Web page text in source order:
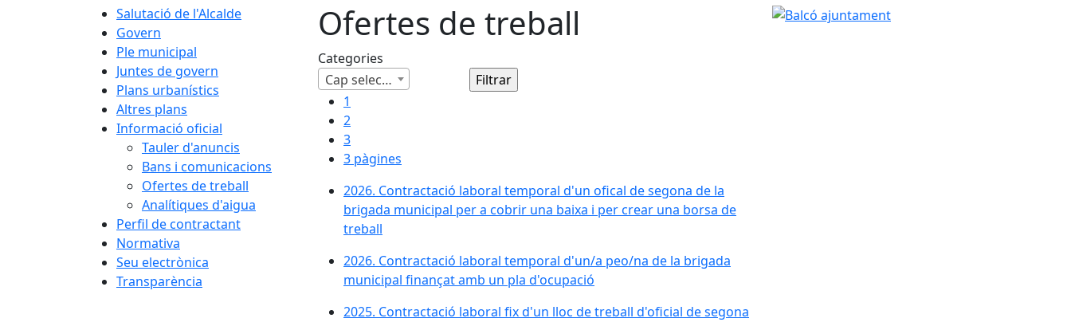
Salutació de l'Alcalde
Govern
Ple municipal
Juntes de govern
Plans urbanístics
Altres plans
Informació oficial
Tauler d'anuncis
Bans i comunicacions
Ofertes de treball
Analítiques d'aigua
Perfil de contractant
Normativa
Seu electrònica
Transparència
Ofertes de treball
Categories
Cap selecció
1
2
3
3 pàgines
2026. Contractació laboral temporal d'un ofical de segona de la
brigada municipal per a cobrir una baixa i per crear una borsa de
treball
2026. Contractació laboral temporal d'un/a peo/na de la brigada
municipal finançat amb un pla d'ocupació
2025. Contractació laboral fix d'un lloc de treball d'oficial de segona
Balcó ajuntament